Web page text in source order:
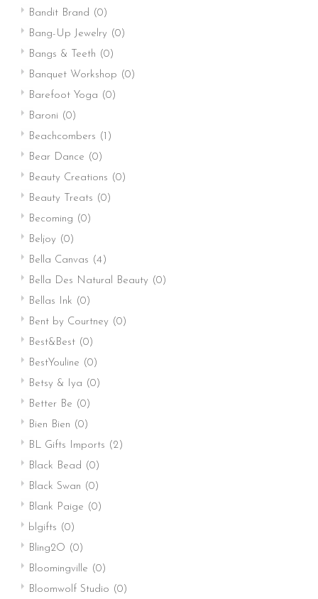
Bandit Brand (0)
Bang-Up Jewelry (0)
Bangs & Teeth (0)
Banquet Workshop (0)
Barefoot Yoga (0)
Baroni (0)
Beachcombers (1)
Bear Dance (0)
Beauty Creations (0)
Beauty Treats (0)
Becoming (0)
Beljoy (0)
Bella Canvas (4)
Bella Des Natural Beauty (0)
Bellas Ink (0)
Bent by Courtney (0)
Best&Best (0)
BestYouline (0)
Betsy & Iya (0)
Better Be (0)
Bien Bien (0)
BL Gifts Imports (2)
Black Bead (0)
Black Swan (0)
Blank Paige (0)
blgifts (0)
Bling2O (0)
Bloomingville (0)
Bloomwolf Studio (0)